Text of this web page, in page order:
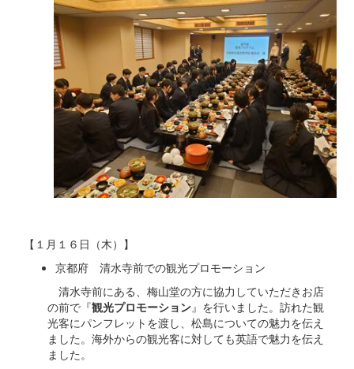
【１月１６日（木）】
京都府 清水寺前での観光プロモーション
清水寺前にある、梅山堂の方に協力していただきお店
の前で『観光プロモーション』を行いました。訪れた観
光客にパンフレットを渡し、松島についての魅力を伝え
ました。海外からの観光客に対しても英語で魅力を伝え
ました。